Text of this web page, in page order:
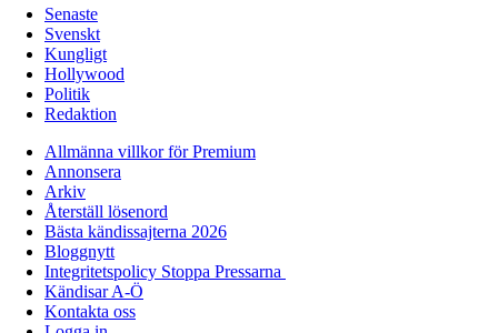
Senaste
Svenskt
Kungligt
Hollywood
Politik
Redaktion
Allmänna villkor för Premium
Annonsera
Arkiv
Återställ lösenord
Bästa kändissajterna 2026
Bloggnytt
Integritetspolicy Stoppa Pressarna
Kändisar A-Ö
Kontakta oss